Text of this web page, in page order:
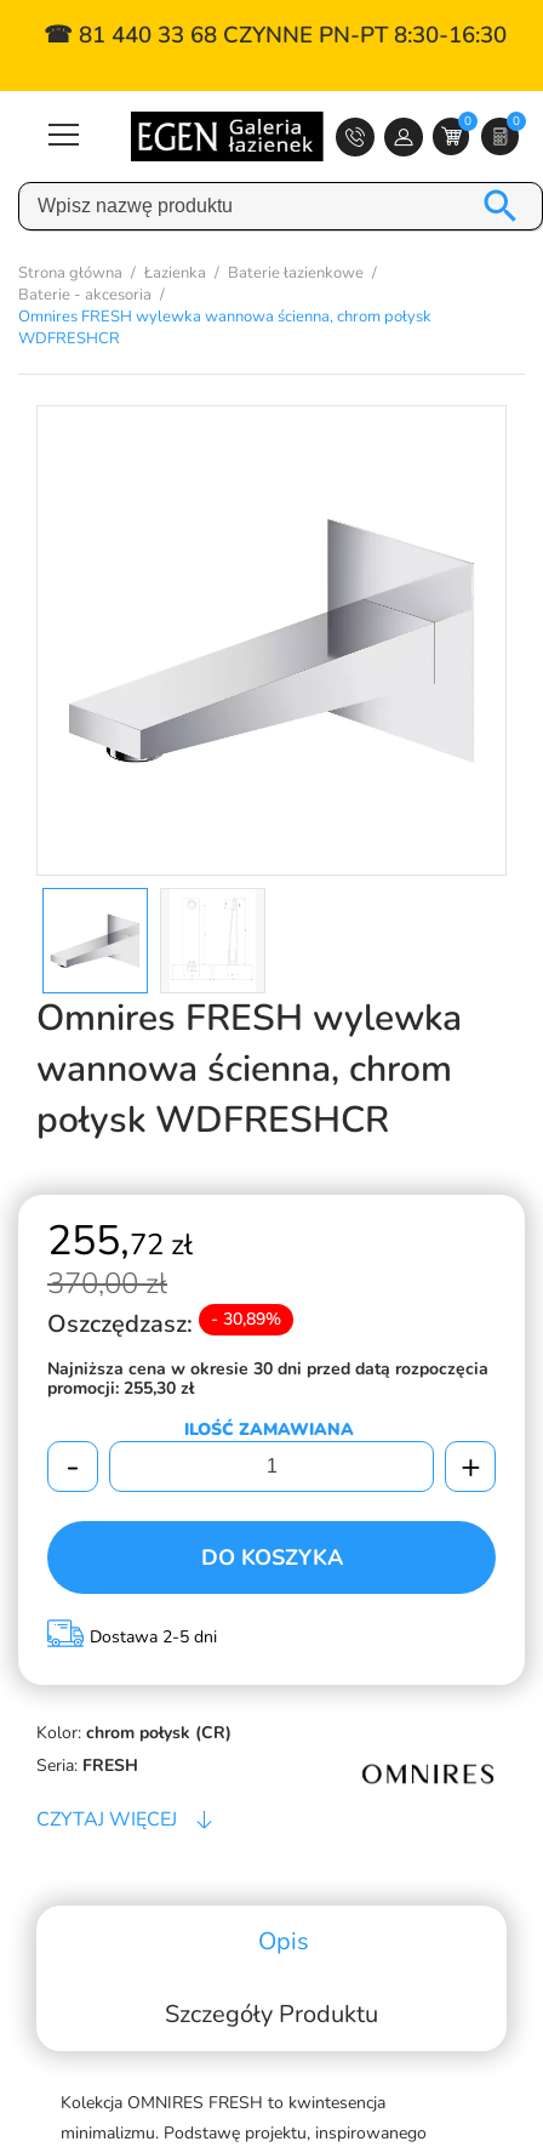
☎ 81 440 33 68 CZYNNE PN-PT 8:30-16:30
0 0

Strona główna Łazienka
Baterie łazienkowe
Baterie - akcesoria
Omnires FRESH wylewka wannowa ścienna, chrom połysk
WDFRESHCR
Omnires FRESH wylewka
wannowa ścienna, chrom
połysk WDFRESHCR
Kolor: chrom połysk (CR)
Seria: FRESH
CZYTAJ WIĘCEJ
255,72 zł
370,00 zł
Oszczędzasz: - 30,89%
Najniższa cena w okresie 30 dni przed datą rozpoczęcia
promocji: 255,30 zł
ILOŚĆ ZAMAWIANA
- +
DO KOSZYKA
Dostawa 2-5 dni
Opis
Szczegóły Produktu
Kolekcja OMNIRES FRESH to kwintesencja
minimalizmu. Podstawę projektu, inspirowanego